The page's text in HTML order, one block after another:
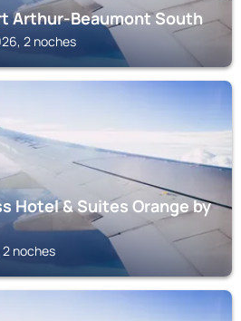
Arthur-Beaumont South
2 noches
Hotel & Suites Orange by
noches